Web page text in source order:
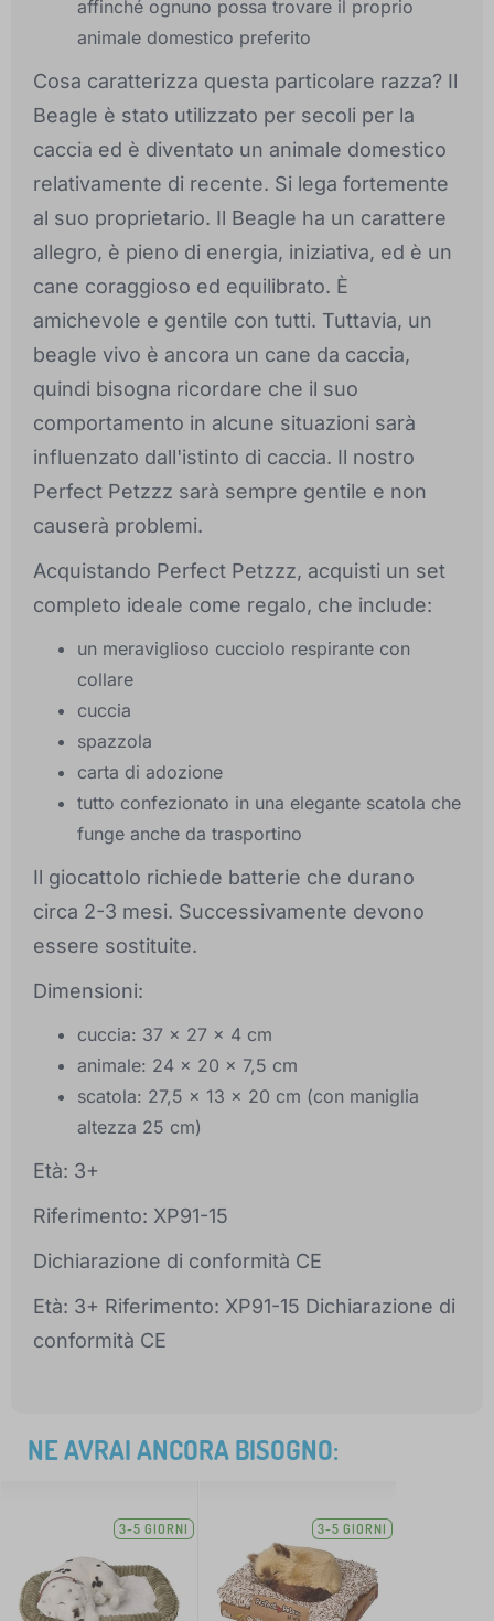
affinché ognuno possa trovare il proprio
animale domestico preferito
Cosa caratterizza questa particolare razza? Il
Beagle è stato utilizzato per secoli per la
caccia ed è diventato un animale domestico
relativamente di recente. Si lega fortemente
al suo proprietario. Il Beagle ha un carattere
allegro, è pieno di energia, iniziativa, ed è un
cane coraggioso ed equilibrato. È
amichevole e gentile con tutti. Tuttavia, un
beagle vivo è ancora un cane da caccia,
quindi bisogna ricordare che il suo
comportamento in alcune situazioni sarà
influenzato dall'istinto di caccia. Il nostro
Perfect Petzzz sarà sempre gentile e non
causerà problemi.
Acquistando Perfect Petzzz, acquisti un set
completo ideale come regalo, che include:
un meraviglioso cucciolo respirante con
collare
cuccia
spazzola
carta di adozione
tutto confezionato in una elegante scatola che
funge anche da trasportino
Il giocattolo richiede batterie che durano
circa 2-3 mesi. Successivamente devono
essere sostituite.
Dimensioni:
cuccia: 37 x 27 x 4 cm
animale: 24 x 20 x 7,5 cm
scatola: 27,5 x 13 x 20 cm (con maniglia
altezza 25 cm)
Età: 3+
Riferimento: XP91-15
Dichiarazione di conformità CE
Età: 3+ Riferimento: XP91-15 Dichiarazione di
conformità CE
NE AVRAI ANCORA BISOGNO:
3-5 GIORNI 3-5 GIORNI